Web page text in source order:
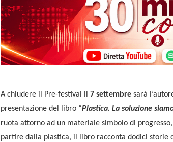
A chiudere il Pre-festival il 7 settembre sarà
presentazione del libro “Plastica. La soluzione
ruota attorno ad un materiale simbolo di
partire dalla plastica, il libro racconta dodici storie